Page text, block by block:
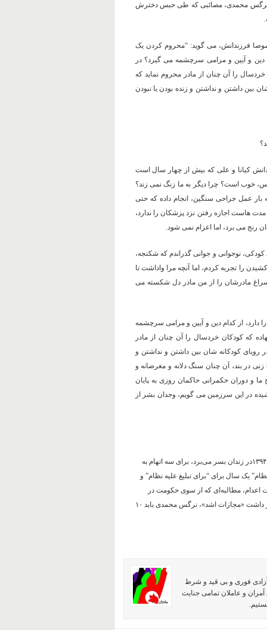
نرگس محمدی، مصائبی که طی حبس دخترش
فرزندانش، می گوید: “محروم کردن یک
دین و آیین و مرامی سرچشمه می گیرد؟ در
را آن چنان از مادر محروم نماید که
بین داشتن و نداشتن و زنده بودن یا نبودن
کیانا و علی که بیش از چهار سال است
خوب است؟ چرا دیگر به ما زنگ نمی زند؟
عمل جراحی سنگین، انجام داده که حتی
هاست اجازه رفتن نزد پزشکان را ندارد،
رنج می برد، اما اعزام نمی شود.
نوجوانی و جوانی گذراندم که شکنجه،
را تجربه کردم، اما آنچه مرا واداشت تا
سراغ مادرشان را از من مادر دل شکسته می
از کدام دین و آیین و مرامی سرچشمه
که کودکان خردسال را آن چنان از مادر
رویای کودکانه شان بین داشتن و نداشتن و
در بند، آن چنان سنگ دلانه و مغرضانه و
ما و دوران حکمرانی حاکمان روزی به پایان
در این سرزمین می گویم، وجدان بشر از
، گفتنی است، وی که از تاریخ ۱۵ اردیبهشت ١٣٩۴در زندان بسر می‌برد، برای سه اتهام به
یک سال برای “برای تبلیغ علیه نظام” و
اعدام، مطالبه‌ای که از سوی حکومت در
ایران تحمل نمی‌شود. بنا بر ماده ۱۳۴ قانون مجازات اسلامی و با در نظر داشت «مجازات اشد»، نرگس محمدی باید ١٠
آزادی فوری و بی قید و شرط
و عاملان تمامی جنایت